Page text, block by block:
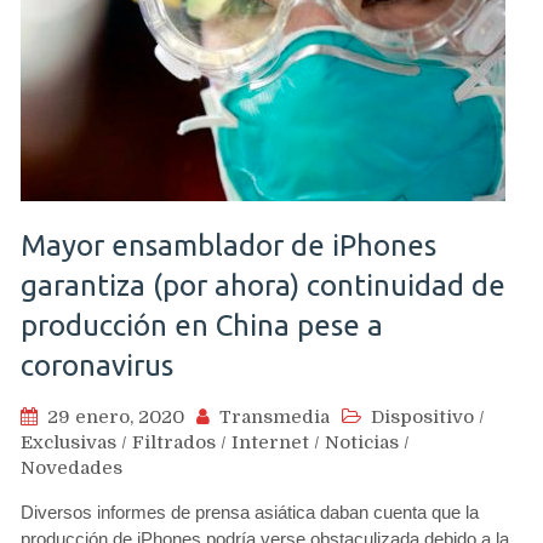
Mayor ensamblador de iPhones
garantiza (por ahora) continuidad de
producción en China pese a
coronavirus
29 enero, 2020 Transmedia Dispositivo /
Exclusivas / Filtrados / Internet / Noticias /
Novedades
Diversos informes de prensa asiática daban cuenta que la
producción de iPhones podría verse obstaculizada debido a la